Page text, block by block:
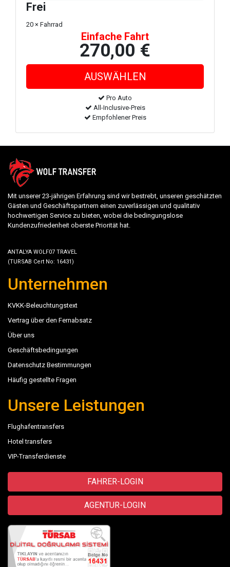
Frei
20 × Fahrrad
Einfache Fahrt
270,00 €
Pro Auto
All-Inclusive-Preis
Empfohlener Preis
Mit unserer 23-jährigen Erfahrung sind wir bestrebt, unseren geschätzten
Gästen und Geschäftspartnern einen zuverlässigen und qualitativ
hochwertigen Service zu bieten, wobei die bedingungslose
Kundenzufriedenheit oberste Priorität hat.
ANTALYA WOLF07 TRAVEL
(TURSAB Cert No: 16431)
Unternehmen
KVKK-Beleuchtungstext
Vertrag über den Fernabsatz
Über uns
Geschäftsbedingungen
Datenschutz Bestimmungen
Häufig gestellte Fragen
Unsere Leistungen
Flughafentransfers
Hotel transfers
VIP-Transferdienste
FAHRER-LOGIN
AGENTUR-LOGIN